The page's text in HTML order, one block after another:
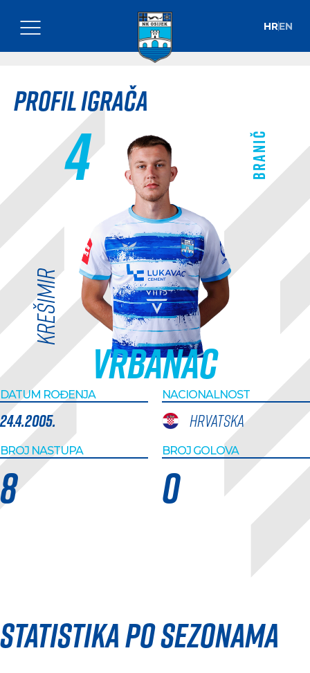
HREN
Profil igrača
4
Krešimir
Vrbanac
DATUM ROĐENJA
24.4.2005.
NACIONALNOST
Hrvatska
BROJ NASTUPA
8
BROJ GOLOVA
0
Branič
Statistika po sezonama